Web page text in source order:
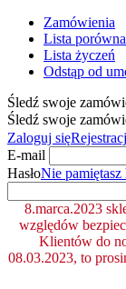
Zamówienia
Lista
Lista życzeń
Odstąp od
Śledź swoje
Śledź swoje
Zaloguj się
E-mail
HasłoNie pamiętasz
8.marca.2023
względów
Klientów do
08.03.2023, to